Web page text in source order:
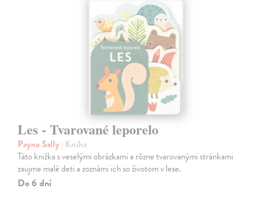
Les - Tvarované leporelo
Payne Sally| Kniha
Táto knižka s veselými obrázkami a rôzne tvarovanými stránkami
zaujme malé deti a zoznámi ich so životom v lese.
Do 6 dní